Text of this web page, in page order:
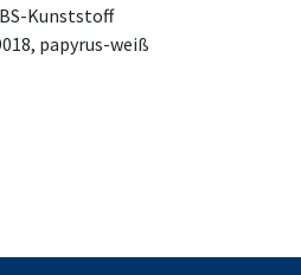
Kunststoff
papyrus-weiß